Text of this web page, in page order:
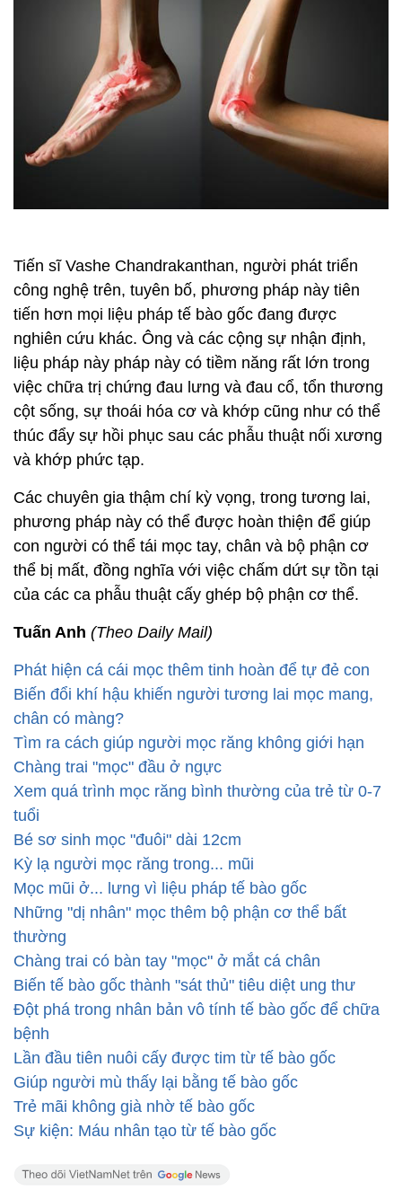
Tiến sĩ Vashe Chandrakanthan, người phát triển
công nghệ trên, tuyên bố, phương pháp này tiên
tiến hơn mọi liệu pháp tế bào gốc đang được
nghiên cứu khác. Ông và các cộng sự nhận định,
liệu pháp này pháp này có tiềm năng rất lớn trong
việc chữa trị chứng đau lưng và đau cổ, tổn thương
cột sống, sự thoái hóa cơ và khớp cũng như có thể
thúc đẩy sự hồi phục sau các phẫu thuật nối xương
và khớp phức tạp.
Các chuyên gia thậm chí kỳ vọng, trong tương lai,
phương pháp này có thể được hoàn thiện để giúp
con người có thể tái mọc tay, chân và bộ phận cơ
thể bị mất, đồng nghĩa với việc chấm dứt sự tồn tại
của các ca phẫu thuật cấy ghép bộ phận cơ thể.
Tuấn Anh (Theo Daily Mail)
Phát hiện cá cái mọc thêm tinh hoàn để tự đẻ con
Biến đổi khí hậu khiến người tương lai mọc mang,
chân có màng?
Tìm ra cách giúp người mọc răng không giới hạn
Chàng trai "mọc" đầu ở ngực
Xem quá trình mọc răng bình thường của trẻ từ 0-7
tuổi
Bé sơ sinh mọc "đuôi" dài 12cm
Kỳ lạ người mọc răng trong... mũi
Mọc mũi ở... lưng vì liệu pháp tế bào gốc
Những "dị nhân" mọc thêm bộ phận cơ thể bất
thường
Chàng trai có bàn tay "mọc" ở mắt cá chân
Biến tế bào gốc thành "sát thủ" tiêu diệt ung thư
Đột phá trong nhân bản vô tính tế bào gốc để chữa
bệnh
Lần đầu tiên nuôi cấy được tim từ tế bào gốc
Giúp người mù thấy lại bằng tế bào gốc
Trẻ mãi không già nhờ tế bào gốc
Sự kiện: Máu nhân tạo từ tế bào gốc